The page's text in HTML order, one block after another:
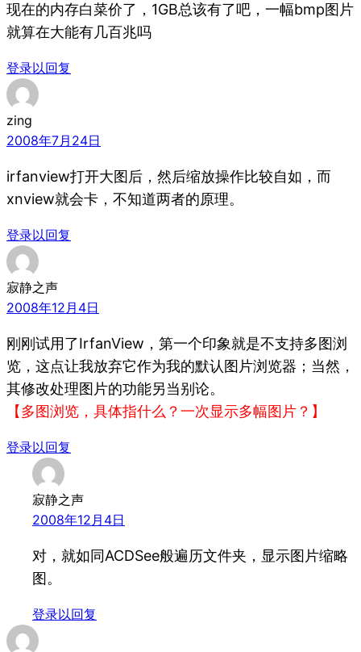
现在的内存白菜价了，1GB总该有了吧，一幅bmp图片
就算在大能有几百兆吗
登录以回复
zing
2008年7月24日
irfanview打开大图后，然后缩放操作比较自如，而
xnview就会卡，不知道两者的原理。
登录以回复
寂静之声
2008年12月4日
刚刚试用了IrfanView，第一个印象就是不支持多图浏
览，这点让我放弃它作为我的默认图片浏览器；当然，
其修改处理图片的功能另当别论。
【多图浏览，具体指什么？一次显示多幅图片？】
登录以回复
寂静之声
2008年12月4日
对，就如同ACDSee般遍历文件夹，显示图片缩略
图。
登录以回复